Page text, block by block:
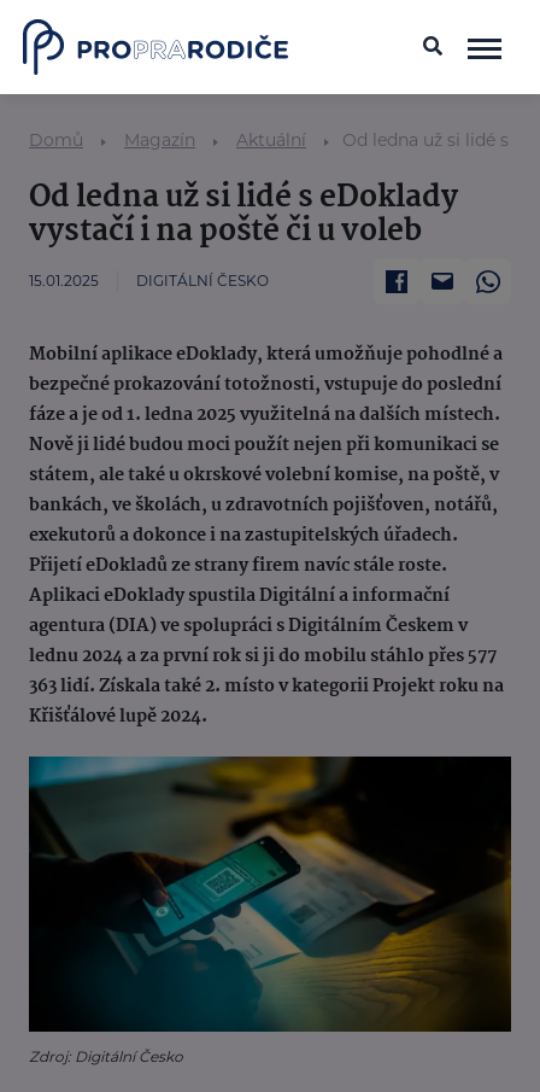
Domů Magazín Aktuální Od ledna už si lidé s
Od ledna už si lidé s eDoklady
vystačí i na poště či u voleb
15.01.2025 DIGITÁLNÍ ČESKO
Mobilní aplikace eDoklady, která umožňuje pohodlné a
bezpečné prokazování totožnosti, vstupuje do poslední
fáze a je od 1. ledna 2025 využitelná na dalších místech.
Nově ji lidé budou moci použít nejen při komunikaci se
státem, ale také u okrskové volební komise, na poště, v
bankách, ve školách, u zdravotních pojišťoven, notářů,
exekutorů a dokonce i na zastupitelských úřadech.
Přijetí eDokladů ze strany firem navíc stále roste.
Aplikaci eDoklady spustila Digitální a informační
agentura (DIA) ve spolupráci s Digitálním Českem v
lednu 2024 a za první rok si ji do mobilu stáhlo přes 577
363 lidí. Získala také 2. místo v kategorii Projekt roku na
Křišťálové lupě 2024.
Zdroj: Digitální Česko